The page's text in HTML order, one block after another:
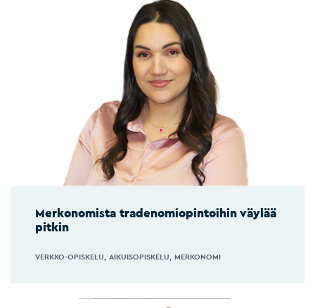
Merkonomista tradenomiopintoihin väylää
pitkin
VERKKO-OPISKELU AIKUISOPISKELU MERKONOMI